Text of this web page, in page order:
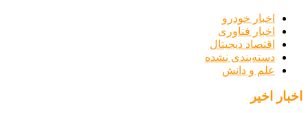
اخبار خودرو
اخبار فناوری
اقتصاد دیجیتال
دسته‌بندی نشده
علم و دانش
اخبار اخیر